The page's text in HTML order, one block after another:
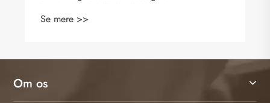
Se mere >>
Om os